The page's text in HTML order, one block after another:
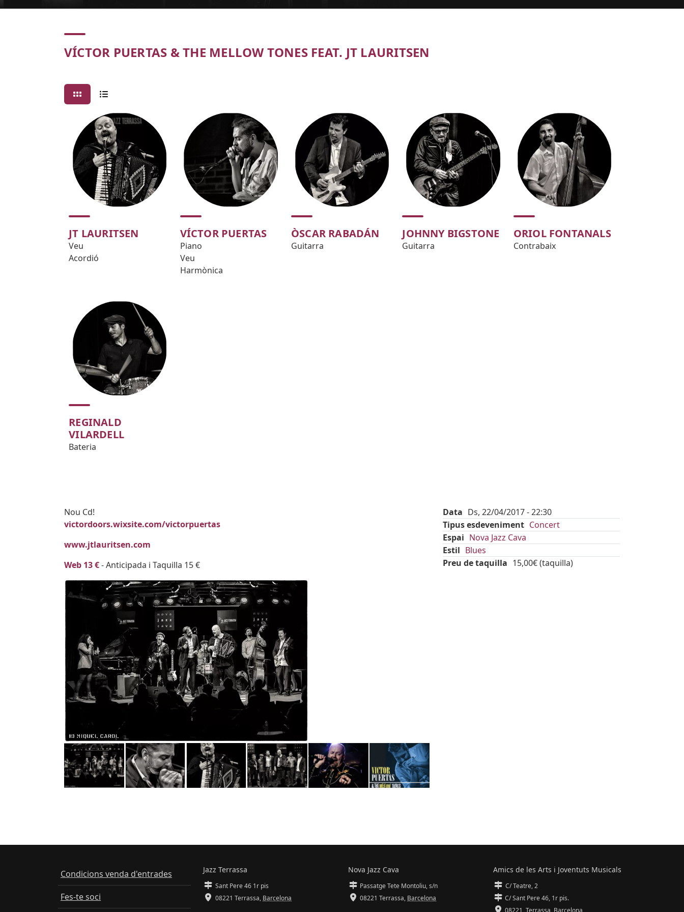
Concert
VÍCTOR PUERTAS & THE MELLOW TONES FEAT. JT LAURITSEN
JT LAURITSEN
Veu
Acordió
VÍCTOR PUERTAS
Piano
Veu
Harmònica
ÒSCAR RABADÁN
Guitarra
JOHNNY BIGSTONE
Guitarra
ORIOL FONTANALS
Contrabaix
REGINALD
VILARDELL
Bateria
Subtitol
Nou Cd!
Body
victordoors.wixsite.com/victorpuertas
www.jtlauritsen.com
Web 13 €- Anticipada i Taquilla 15 €
Imatges
Image
Data Ds, 22/04/2017 - 22:30
Tipus esdeveniment Concert
Espai Nova Jazz Cava
Estil Blues
Preu de taquilla 15,00€ (taquilla)
Condicions venda d'entrades
Fes-te soci
Jazz Terrassa
Sant Pere 46 1r pis
08221 Terrassa, Barcelona
Nova Jazz Cava
Passatge Tete Montoliu, s/n
08221 Terrassa, Barcelona
Amics de les Arts i Joventuts Musicals
C/ Teatre, 2
C/ Sant Pere 46, 1r pis.